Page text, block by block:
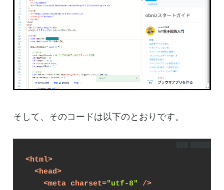
そして、そのコードは以下のとおりです。
<html>
<head>
<meta charset="utf-8" />